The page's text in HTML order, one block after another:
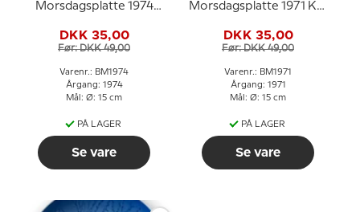
Morsdagsplatte 1974
DKK 35,00
Før: DKK 49,00
Varenr.: BM1974
Årgang: 1974
Mål: Ø: 15 cm
PÅ LAGER
Se vare
Morsdagsplatte 1971 Kat
DKK 35,00
Før: DKK 49,00
Varenr.: BM1971
Årgang: 1971
Mål: Ø: 15 cm
PÅ LAGER
Se vare